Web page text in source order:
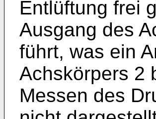
Entlüftung frei
Ausgang des
führt, was ein
Achskörpers 2
Messen des